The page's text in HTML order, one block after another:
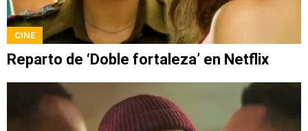
CINE
Reparto de ‘Doble fortaleza’ en Netflix